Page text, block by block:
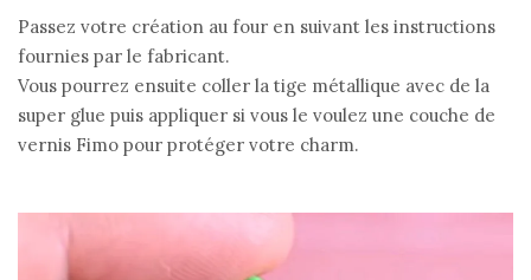
Passez votre création au four en suivant les instructions
fournies par le fabricant.
Vous pourrez ensuite coller la tige métallique avec de la
super glue puis appliquer si vous le voulez une couche de
vernis Fimo pour protéger votre charm.